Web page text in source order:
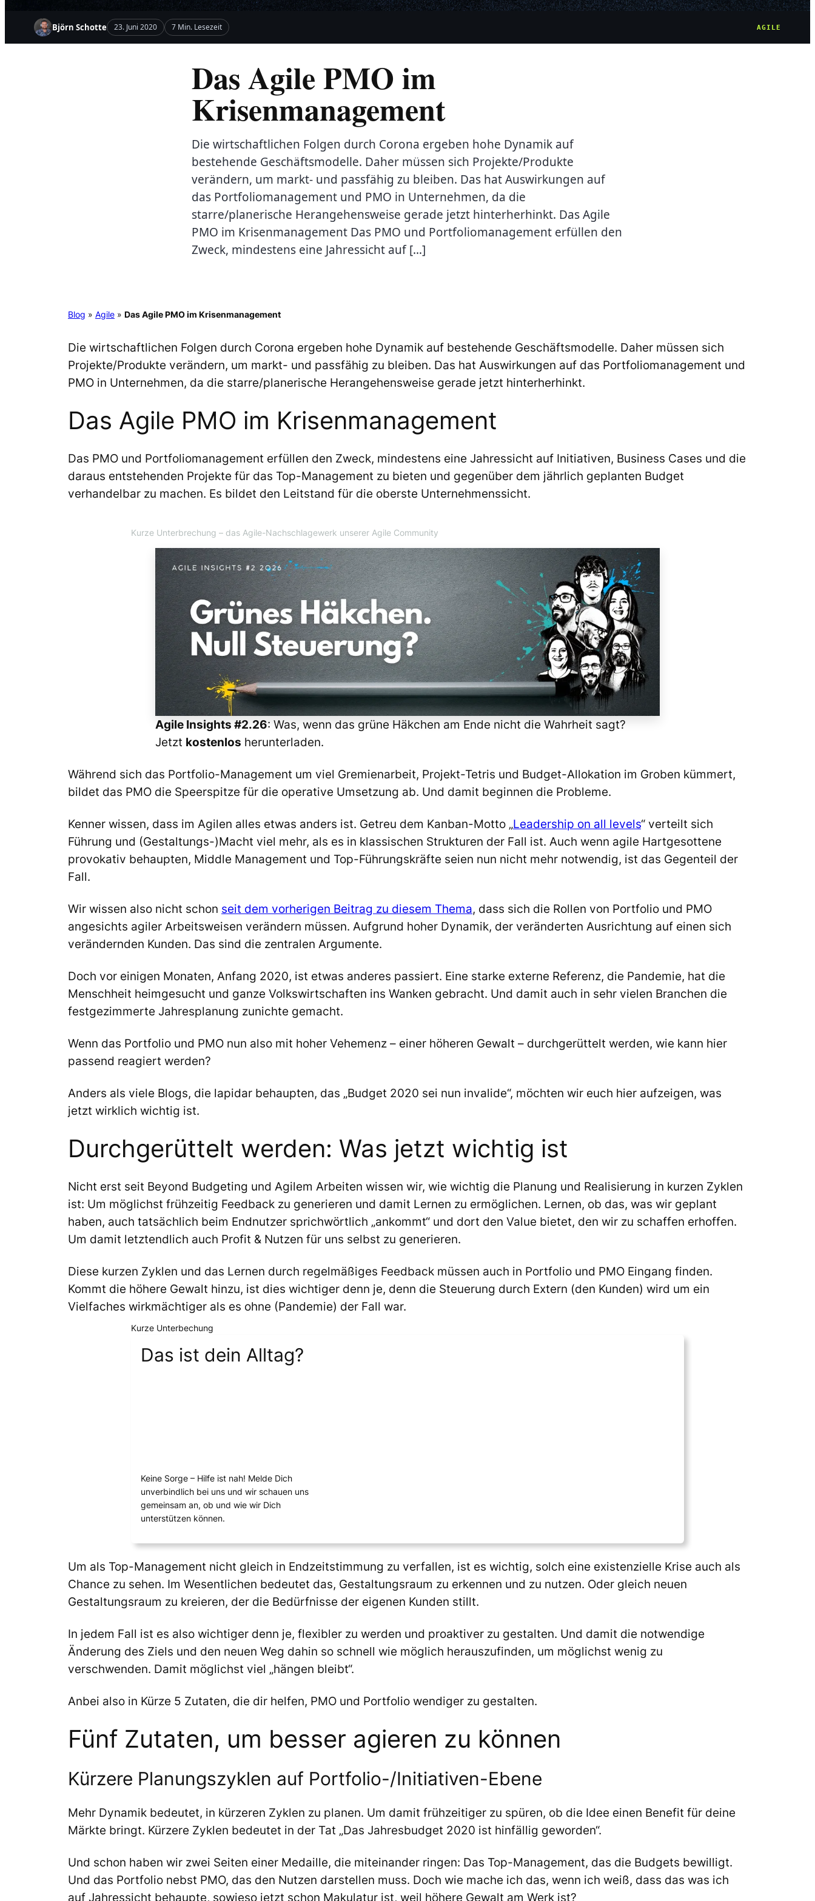
Björn Schotte 23. Juni 2020 7 Min. Lesezeit AGILE
Das Agile PMO im
Krisenmanagement
Die wirtschaftlichen Folgen durch Corona ergeben hohe Dynamik auf
bestehende Geschäftsmodelle. Daher müssen sich Projekte/Produkte
verändern, um markt- und passfähig zu bleiben. Das hat Auswirkungen auf
das Portfoliomanagement und PMO in Unternehmen, da die
starre/planerische Herangehensweise gerade jetzt hinterherhinkt. Das Agile
PMO im Krisenmanagement Das PMO und Portfoliomanagement erfüllen den
Zweck, mindestens eine Jahressicht auf […]
Blog » Agile » Das Agile PMO im Krisenmanagement
Die wirtschaftlichen Folgen durch Corona ergeben hohe Dynamik auf bestehende Geschäftsmodelle. Daher müssen sich
Projekte/Produkte verändern, um markt- und passfähig zu bleiben. Das hat Auswirkungen auf das Portfoliomanagement und
PMO in Unternehmen, da die starre/planerische Herangehensweise gerade jetzt hinterherhinkt.
Das Agile PMO im Krisenmanagement
Das PMO und Portfoliomanagement erfüllen den Zweck, mindestens eine Jahressicht auf Initiativen, Business Cases und die
daraus entstehenden Projekte für das Top-Management zu bieten und gegenüber dem jährlich geplanten Budget
verhandelbar zu machen. Es bildet den Leitstand für die oberste Unternehmenssicht.
Kurze Unterbrechung – das Agile-Nachschlagewerk unserer Agile Community
Agile Insights #2.26: Was, wenn das grüne Häkchen am Ende nicht die Wahrheit sagt?
Jetzt kostenlos herunterladen.
Während sich das Portfolio-Management um viel Gremienarbeit, Projekt-Tetris und Budget-Allokation im Groben kümmert,
bildet das PMO die Speerspitze für die operative Umsetzung ab. Und damit beginnen die Probleme.
Kenner wissen, dass im Agilen alles etwas anders ist. Getreu dem Kanban-Motto „Leadership on all levels“ verteilt sich
Führung und (Gestaltungs-)Macht viel mehr, als es in klassischen Strukturen der Fall ist. Auch wenn agile Hartgesottene
provokativ behaupten, Middle Management und Top-Führungskräfte seien nun nicht mehr notwendig, ist das Gegenteil der
Fall.
Wir wissen also nicht schon seit dem vorherigen Beitrag zu diesem Thema, dass sich die Rollen von Portfolio und PMO
angesichts agiler Arbeitsweisen verändern müssen. Aufgrund hoher Dynamik, der veränderten Ausrichtung auf einen sich
verändernden Kunden. Das sind die zentralen Argumente.
Doch vor einigen Monaten, Anfang 2020, ist etwas anderes passiert. Eine starke externe Referenz, die Pandemie, hat die
Menschheit heimgesucht und ganze Volkswirtschaften ins Wanken gebracht. Und damit auch in sehr vielen Branchen die
festgezimmerte Jahresplanung zunichte gemacht.
Wenn das Portfolio und PMO nun also mit hoher Vehemenz – einer höheren Gewalt – durchgerüttelt werden, wie kann hier
passend reagiert werden?
Anders als viele Blogs, die lapidar behaupten, das „Budget 2020 sei nun invalide“, möchten wir euch hier aufzeigen, was
jetzt wirklich wichtig ist.
Durchgerüttelt werden: Was jetzt wichtig ist
Nicht erst seit Beyond Budgeting und Agilem Arbeiten wissen wir, wie wichtig die Planung und Realisierung in kurzen Zyklen
ist: Um möglichst frühzeitig Feedback zu generieren und damit Lernen zu ermöglichen. Lernen, ob das, was wir geplant
haben, auch tatsächlich beim Endnutzer sprichwörtlich „ankommt“ und dort den Value bietet, den wir zu schaffen erhoffen.
Um damit letztendlich auch Profit & Nutzen für uns selbst zu generieren.
Diese kurzen Zyklen und das Lernen durch regelmäßiges Feedback müssen auch in Portfolio und PMO Eingang finden.
Kommt die höhere Gewalt hinzu, ist dies wichtiger denn je, denn die Steuerung durch Extern (den Kunden) wird um ein
Vielfaches wirkmächtiger als es ohne (Pandemie) der Fall war.
Kurze Unterbechung
Das ist dein Alltag?
Keine Sorge – Hilfe ist nah! Melde Dich
unverbindlich bei uns und wir schauen uns
gemeinsam an, ob und wie wir Dich
unterstützen können.
Um als Top-Management nicht gleich in Endzeitstimmung zu verfallen, ist es wichtig, solch eine existenzielle Krise auch als
Chance zu sehen. Im Wesentlichen bedeutet das, Gestaltungsraum zu erkennen und zu nutzen. Oder gleich neuen
Gestaltungsraum zu kreieren, der die Bedürfnisse der eigenen Kunden stillt.
In jedem Fall ist es also wichtiger denn je, flexibler zu werden und proaktiver zu gestalten. Und damit die notwendige
Änderung des Ziels und den neuen Weg dahin so schnell wie möglich herauszufinden, um möglichst wenig zu
verschwenden. Damit möglichst viel „hängen bleibt“.
Anbei also in Kürze 5 Zutaten, die dir helfen, PMO und Portfolio wendiger zu gestalten.
Fünf Zutaten, um besser agieren zu können
Kürzere Planungszyklen auf Portfolio-/Initiativen-Ebene
Mehr Dynamik bedeutet, in kürzeren Zyklen zu planen. Um damit frühzeitiger zu spüren, ob die Idee einen Benefit für deine
Märkte bringt. Kürzere Zyklen bedeutet in der Tat „Das Jahresbudget 2020 ist hinfällig geworden“.
Und schon haben wir zwei Seiten einer Medaille, die miteinander ringen: Das Top-Management, das die Budgets bewilligt.
Und das Portfolio nebst PMO, das den Nutzen darstellen muss. Doch wie mache ich das, wenn ich weiß, dass das was ich
auf Jahressicht behaupte, sowieso jetzt schon Makulatur ist, weil höhere Gewalt am Werk ist?